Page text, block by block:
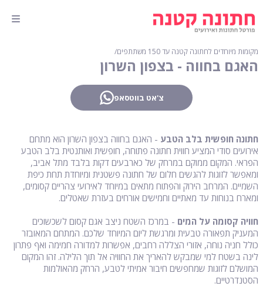
מקומות מיוחדים לחתונה קטנה עד 150 משתתפים ∕
האגם בחווה - בצפון השרון
צ'אט בווטסאפ
חתונה חופשית בלב הטבע - האגם בחווה בצפון השרון הוא מתחם
אירועים סודי המציע חווית חתונה פתוחה, חופשית ואותנטית בלב הטבע
הפראי. המקום ממוקם במרחק של כארבעים דקות בלבד מתל אביב,
ומאפשר לזוגות להגשים חלום של חתונה פשטנית ומיוחדת תחת כיפת
השמיים. המרחב הירוק והפתוח מתאים במיוחד לאירועי צהריים קסומים,
ומארח בנוחות עד מאתיים וחמישים אורחים בעזרת שאטלים.
חוויה קסומה על המים - במרכז השטח ניצב אגם קסום לשכשוכים
המעניק תפאורה טבעית ומרגשת ליום המיוחד שלכם. המתחם המאובזר
כולל חניה נוחה, אזורי הצללה רחבים, אפשרות למדורה חמימה ואף פתרון
לינה בשטח למי שמבקש להאריך את החוויה אל תוך הלילה. זהו המקום
המושלם לזוגות שמחפשים חיבור אמיתי לטבע, הרחק מהאולמות
הסטנדרטיים.